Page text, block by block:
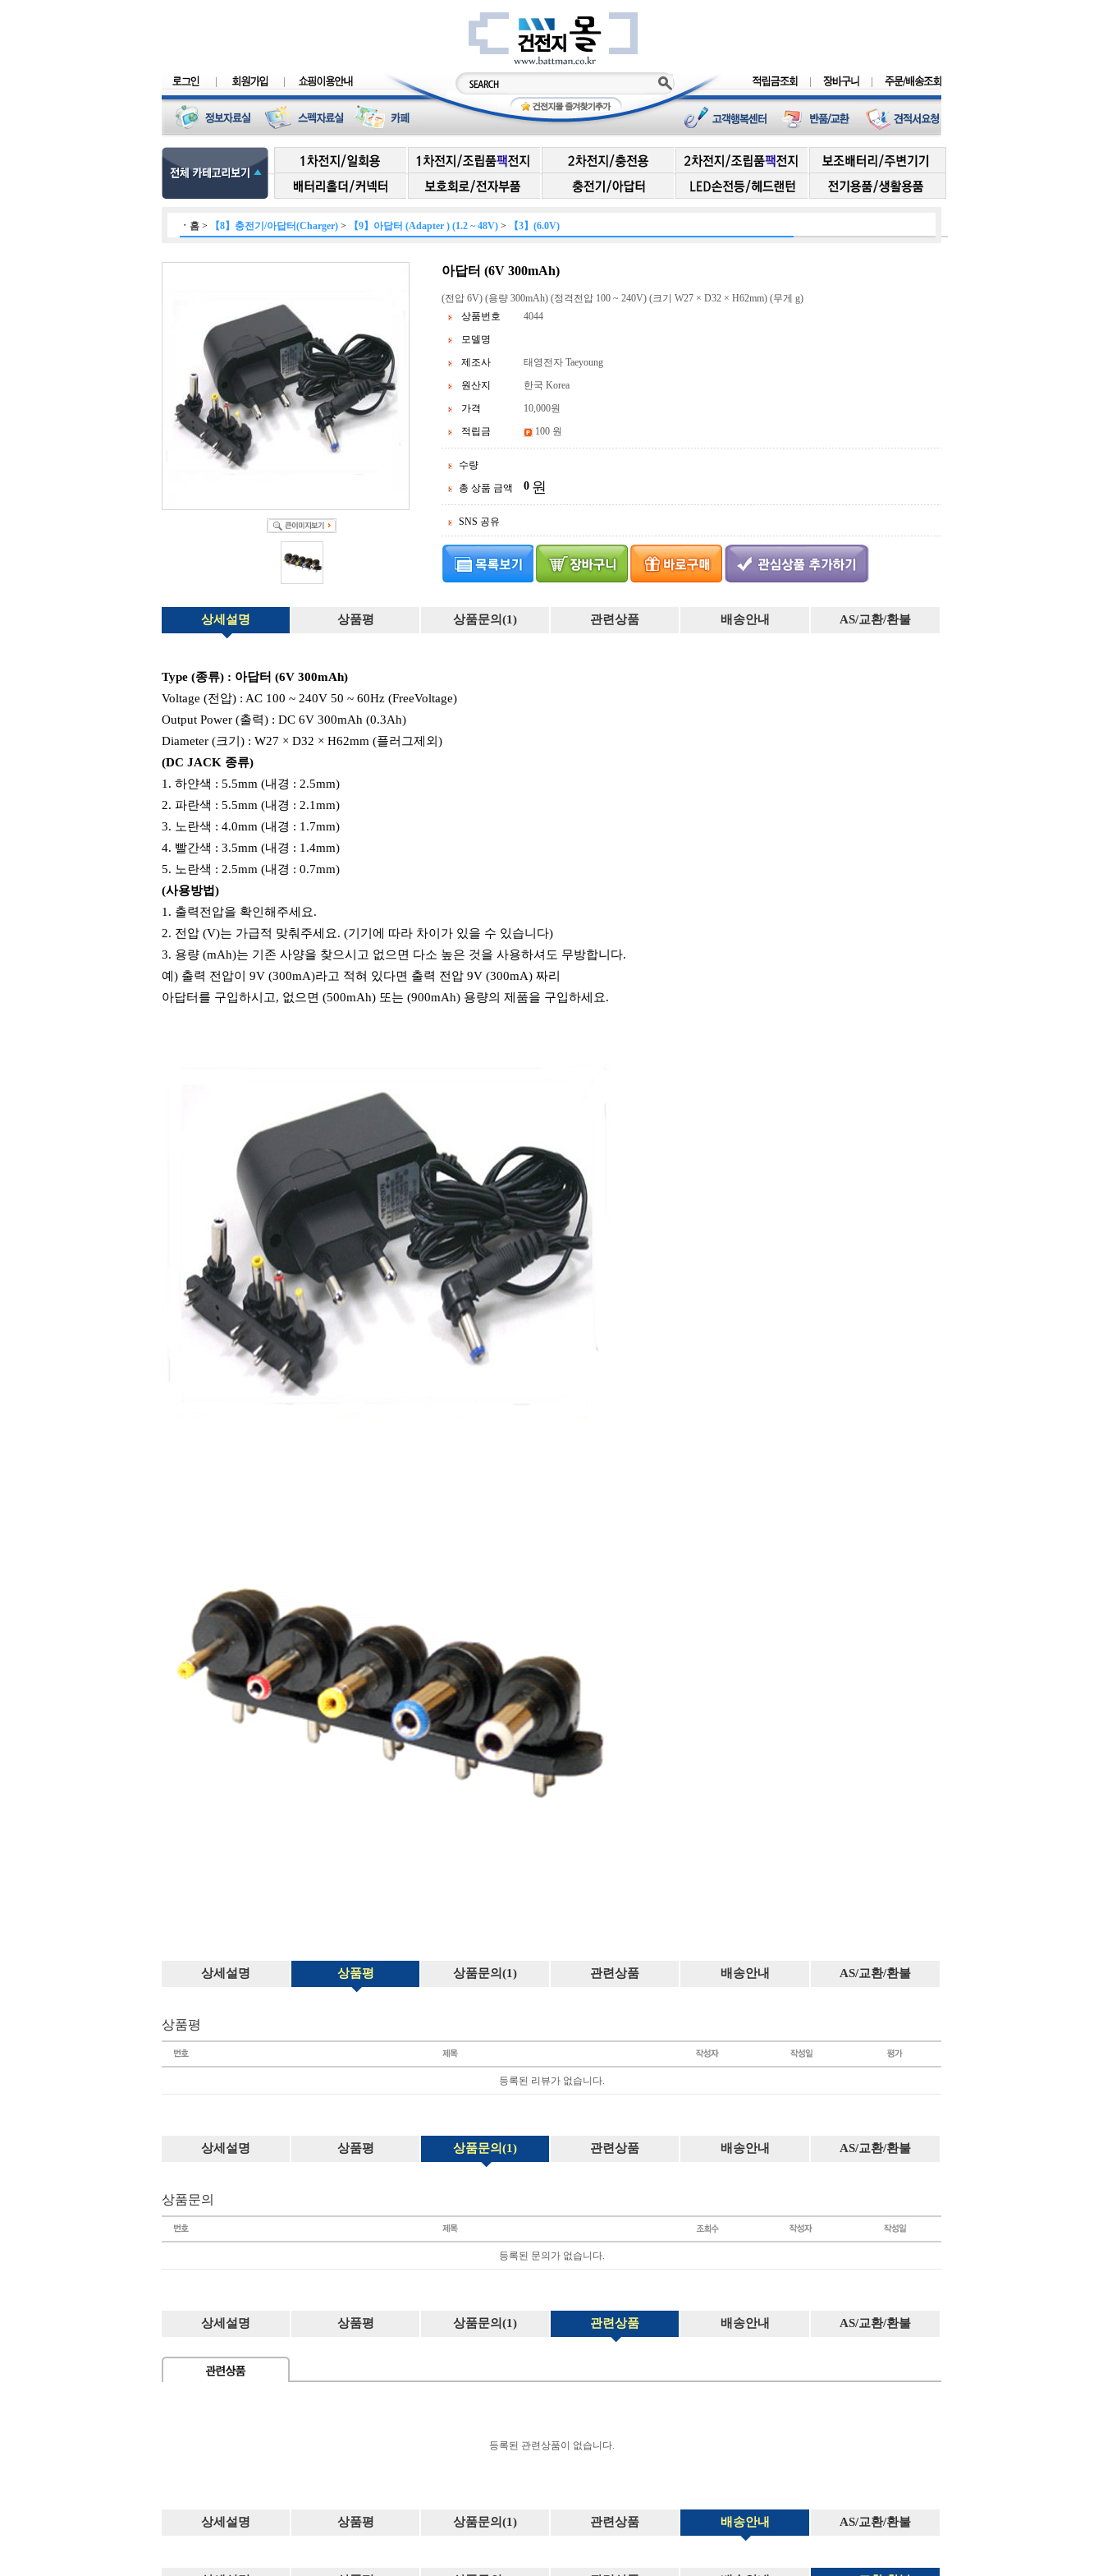
ㆍ 홈 > 【8】충전기/아답터(Charger) > 【9】아답터 (Adapter ) (1.2 ~ 48V) > 【3】(6.0V)
아답터 (6V 300mAh)
(전압 6V) (용량 300mAh) (정격전압 100 ~ 240V) (크기 W27 × D32 × H62mm) (무게 g)
상품번호
4044
모델명
제조사
태영전자 Taeyoung
원산지
한국 Korea
가격
10,000원
적립금
100 원
수량
총 상품 금액
0 원
SNS 공유
상세설명 상품평 상품문의(1) 관련상품 배송안내 AS/교환/환불
Type (종류) : 아답터 (6V 300mAh)
Voltage (전압) : AC 100 ~ 240V 50 ~ 60Hz (FreeVoltage)
Output Power (출력) : DC 6V 300mAh (0.3Ah)
Diameter (크기) : W27 × D32 × H62mm (플러그제외)
(DC JACK 종류)
1. 하얀색 : 5.5mm (내경 : 2.5mm)
2. 파란색 : 5.5mm (내경 : 2.1mm)
3. 노란색 : 4.0mm (내경 : 1.7mm)
4. 빨간색 : 3.5mm (내경 : 1.4mm)
5. 노란색 : 2.5mm (내경 : 0.7mm)
(사용방법)
1. 출력전압을 확인해주세요.
2. 전압 (V)는 가급적 맞춰주세요. (기기에 따라 차이가 있을 수 있습니다)
3. 용량 (mAh)는 기존 사양을 찾으시고 없으면 다소 높은 것을 사용하셔도 무방합니다.
예) 출력 전압이 9V (300mA)라고 적혀 있다면 출력 전압 9V (300mA) 짜리
아답터를 구입하시고, 없으면 (500mAh) 또는 (900mAh) 용량의 제품을 구입하세요.
상세설명 상품평 상품문의(1) 관련상품 배송안내 AS/교환/환불
상품평
등록된 리뷰가 없습니다.
상세설명 상품평 상품문의(1) 관련상품 배송안내 AS/교환/환불
상품문의
등록된 문의가 없습니다.
상세설명 상품평 상품문의(1) 관련상품 배송안내 AS/교환/환불
등록된 관련상품이 없습니다.
상세설명 상품평 상품문의(1) 관련상품 배송안내 AS/교환/환불